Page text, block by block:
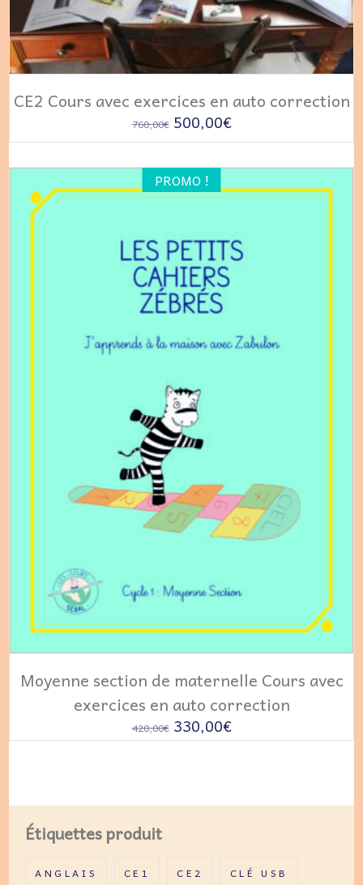
CE2 Cours avec exercices en auto correction
760,00€ Le
prix
initial
était :
500,00€Le
prix
actuel
est :
PROMO !
Moyenne section de maternelle Cours avec
exercices en auto correction
420,00€ Le
330,00€Le
Étiquettes produit
ANGLAIS CE1 CE2 CLÉ USB